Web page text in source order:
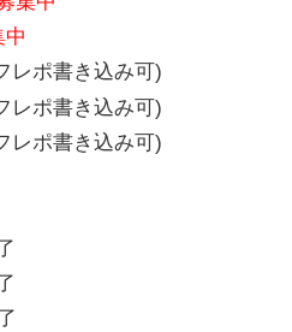
中
レポ書き込み可)
レポ書き込み可)
レポ書き込み可)